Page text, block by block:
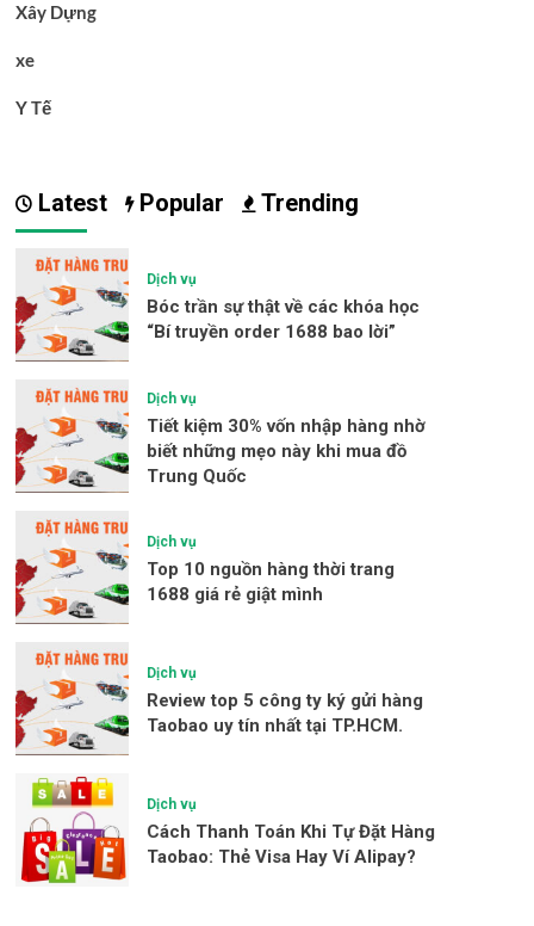
Xây Dựng
xe
Y Tế
Latest Popular Trending
Dịch vụ
Bóc trần sự thật về các khóa học
“Bí truyền order 1688 bao lời”
Dịch vụ
Tiết kiệm 30% vốn nhập hàng nhờ
biết những mẹo này khi mua đồ
Trung Quốc
Dịch vụ
Top 10 nguồn hàng thời trang
1688 giá rẻ giật mình
Dịch vụ
Review top 5 công ty ký gửi hàng
Taobao uy tín nhất tại TP.HCM.
Dịch vụ
Cách Thanh Toán Khi Tự Đặt Hàng
Taobao: Thẻ Visa Hay Ví Alipay?